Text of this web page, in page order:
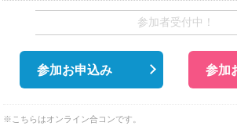
参加者受付中！
参加お申込み 参加
※こちらはオンライン合コンです。